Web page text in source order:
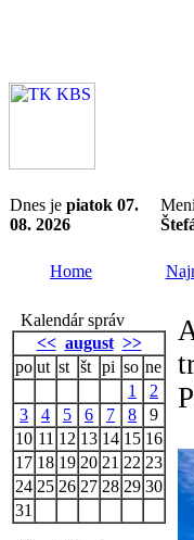
Dnes je piatok 07.
08. 2026
Home
Kalendár správ
<< august >>
po ut st št pi so ne
1
2
3
4 5 6 7 8
9
10 11 12 13 14 15 16
17 18 19 20 21 22 23
24 25 26 27 28 29 30
31